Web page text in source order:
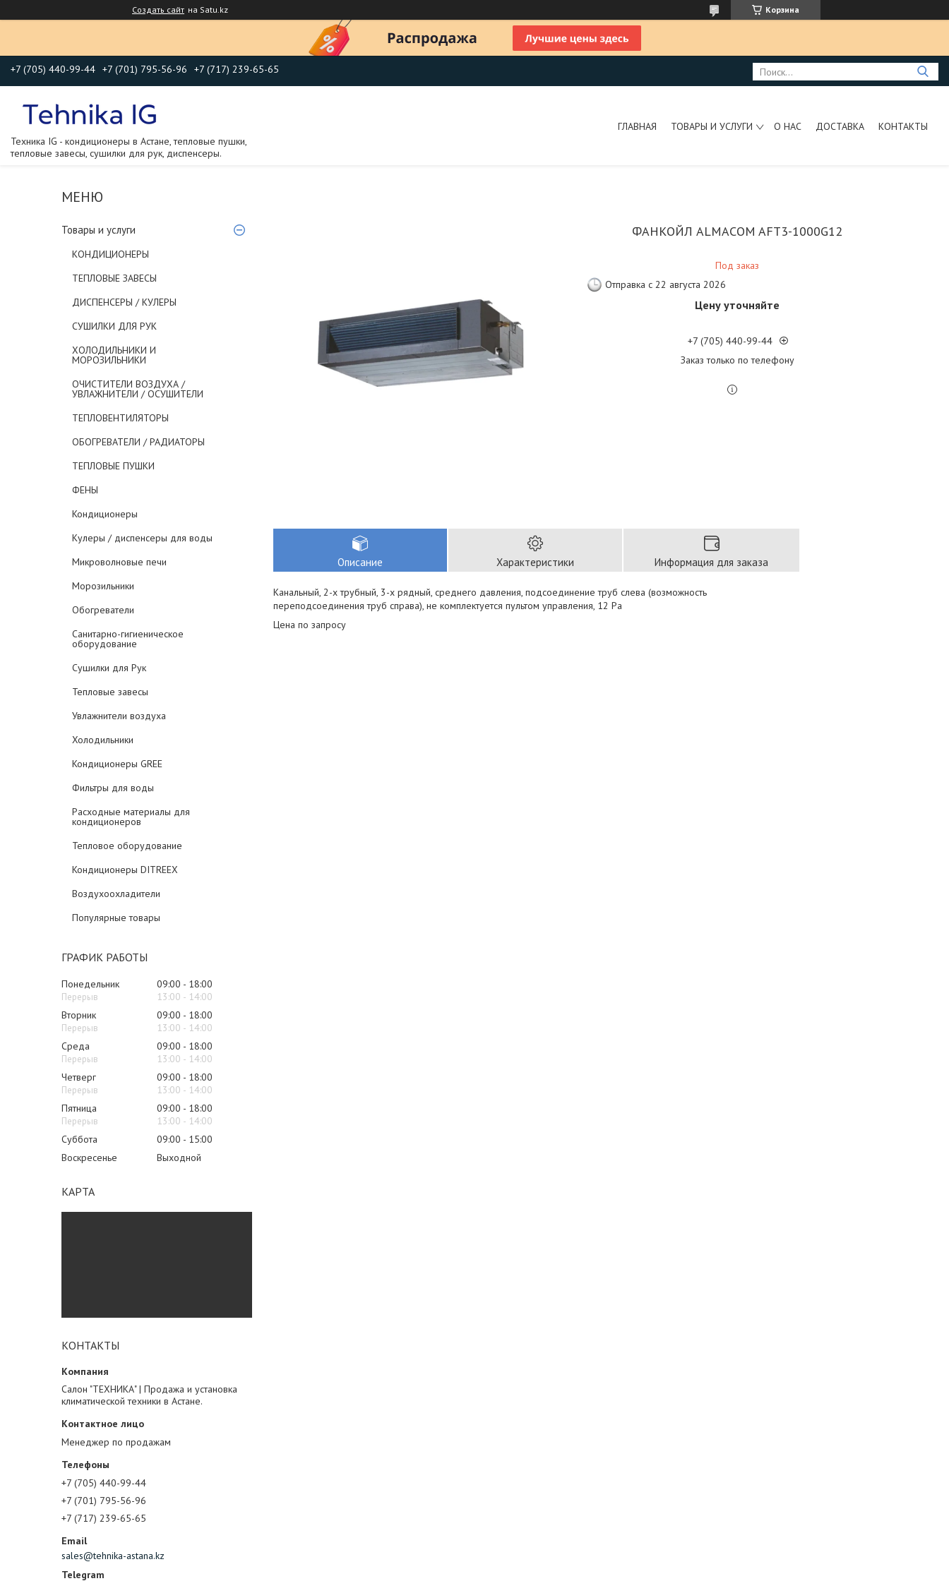
Создать сайт на Satu.kz Корзина
+7 (705) 440-99-44 +7 (701) 795-56-96 +7 (717) 239-65-65
Техника IG - кондиционеры в Астане, тепловые пушки,
тепловые завесы, сушилки для рук, диспенсеры.
ГЛАВНАЯ ТОВАРЫ И УСЛУГИ О НАС ДОСТАВКА КОНТАКТЫ
Товары и услуги
КОНДИЦИОНЕРЫ
ТЕПЛОВЫЕ ЗАВЕСЫ
ДИСПЕНСЕРЫ / КУЛЕРЫ
СУШИЛКИ ДЛЯ РУК
ХОЛОДИЛЬНИКИ И
МОРОЗИЛЬНИКИ
ОЧИСТИТЕЛИ ВОЗДУХА /
УВЛАЖНИТЕЛИ / ОСУШИТЕЛИ
ТЕПЛОВЕНТИЛЯТОРЫ
ОБОГРЕВАТЕЛИ / РАДИАТОРЫ
ТЕПЛОВЫЕ ПУШКИ
ФЕНЫ
Кондиционеры
Кулеры / диспенсеры для воды
Микроволновые печи
Морозильники
Обогреватели
Санитарно-гигиеническое
оборудование
Сушилки для Рук
Тепловые завесы
Увлажнители воздуха
Холодильники
Кондиционеры GREE
Фильтры для воды
Расходные материалы для
кондиционеров
Тепловое оборудование
Кондиционеры DITREEX
Воздухоохладители
Популярные товары
ГРАФИК РАБОТЫ
Понедельник 09:00
18:00
13:00
14:00
Вторник
09:00
18:00
13:00
14:00
Среда
09:00
18:00
13:00
14:00
Четверг
09:00
18:00
13:00
14:00
Пятница
09:00
18:00
13:00
14:00
Суббота
09:00
15:00
Воскресенье
Выходной
КАРТА
КОНТАКТЫ
Салон "ТЕХНИКА" | Продажа и установка
климатической техники в Астане.
Менеджер по продажам
+7 (705) 440-99-44
+7 (701) 795-56-96
+7 (717) 239-65-65
sales@tehnika-astana.kz
ФАНКОЙЛ ALMACOM AFT3-1000G12
Под заказ
Отправка с 22 августа 2026
Цену уточняйте
+7 (705) 440-99-44
Заказ только по телефону
Описание Характеристики Информация для заказа
Канальный, 2-х трубный, 3-х рядный, среднего давления, подсоединение труб слева (возможность
переподсоединения труб справа), не комплектуется пультом управления, 12 Pa
Цена по запросу